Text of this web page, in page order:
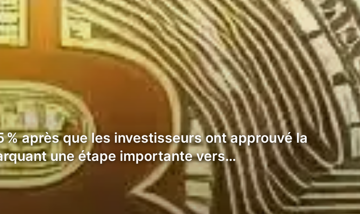
après que les investisseurs ont approuvé la
une étape importante vers…